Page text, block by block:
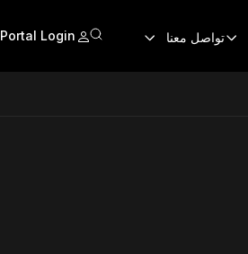
تواصل معنا Portal Login